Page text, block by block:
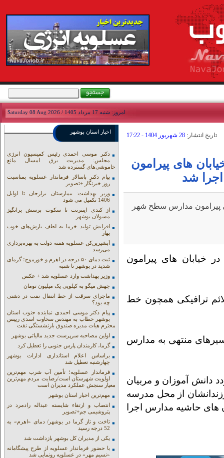
امروز: شنبه 17 مرداد 1405 / Saturday 08 Aug 2026
تاريخ انتشار: 28 شهريور 1404 - 17:22
های پیرامون
شد
پیرامون مدارس سطح شهر
خیابان های پیرامون
ترافیکی همچون خط
منتهی به مدارس
دانش آموزان و مربیان
از محل مدرسه
های حاشیه مدارس اجرا
اخبار استان بوشهر
دکتر موسی احمدی رئیس کمیسیون انرژی
مجلس: مدیریت برق امسال مانع
خاموشی‌های گسترده شد
پیام دکتر پاسالار فرماندار عسلویه بمناسبت
روز خبرنگار +تصویر
وزیر بهداشت: بیمارستان برازجان تا اوایل
1406 تکمیل می شود
از کندی اینترنت تا سکوت پرسش برانگیز
مسولان بوشهر
افزایش تولید خرما به لطف بارش‌های خوب
بهار
آبشیرین‌کن عسلویه هفته دولت به بهره‌برداری
می‌رسد
ثبت دمای ۵۰ درجه در اهرم و خورموج؛ گرمای
شدید در بوشهر تا شنبه
وزیر بهداشت وارد عسلویه شد + عکس
جهش میگو به کیلویی یک میلیون تومان
ماجرای سرقت از خط انتقال نفت در دشتی
چه بود؟
پیام دکتر موسی احمدی نماینده جنوب استان
بوشهر خطاب به مهندس سخاوت اسدی رییس
محترم هیات مدیره صندوق بازنشستگی نفت
اولین مصاحبه سرپرست جدید مالیاتی بوشهر
گرما، کارمندان پارس جنوبی را تعطیل کرد
براساس اعلام استانداری ادارات بوشهر
چهارشنبه تعطیل شد
فرماندار عسلویه؛ تأمین آب شرب مهم‌ترین
اولویت شهرستان است/رضایت مردم مهم‌ترین
معیار سنجش عملکرد مدیران است
مهم‌ترین اخبار استان بوشهر
انتصاب و ارتقاء شایسته عبداله رادمرد در
پتروشیمی جم+تصویر
تاخت و تاز گرما در بوشهر/ دمای «اهرم» به
52 درجه رسید
یکی از مدیران کل بوشهر بازداشت شد
با حضور فرماندار عسلویه از طرح پیشگامانه
«نسیم مهر» در عسلویه رونمایی شد